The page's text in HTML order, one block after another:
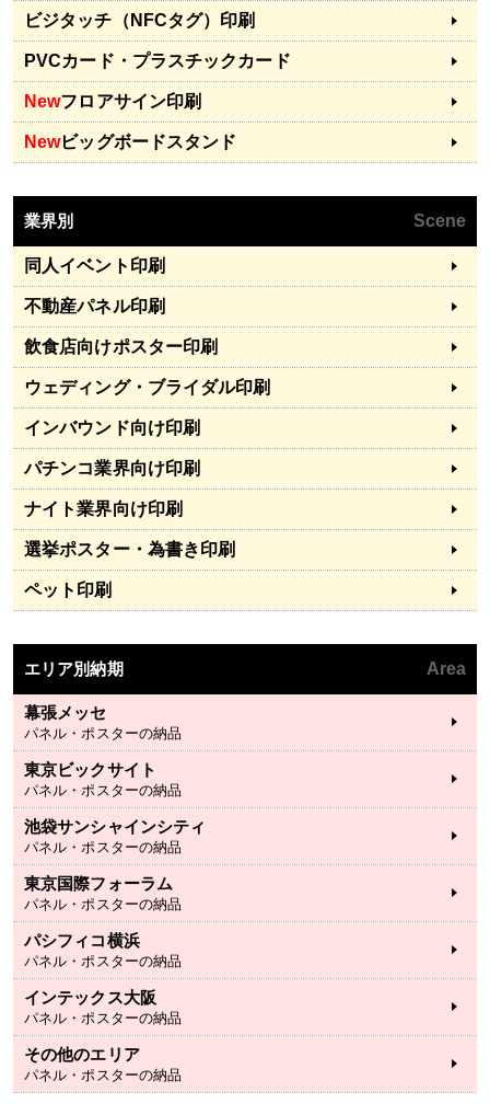
ビジタッチ（NFCタグ）印刷
PVCカード・プラスチックカード
Newフロアサイン印刷
Newビッグボードスタンド
業界別 Scene
同人イベント印刷
不動産パネル印刷
飲食店向けポスター印刷
ウェディング・ブライダル印刷
インバウンド向け印刷
パチンコ業界向け印刷
ナイト業界向け印刷
選挙ポスター・為書き印刷
ペット印刷
エリア別納期 Area
幕張メッセ
パネル・ポスターの納品
東京ビックサイト
パネル・ポスターの納品
池袋サンシャインシティ
パネル・ポスターの納品
東京国際フォーラム
パネル・ポスターの納品
パシフィコ横浜
パネル・ポスターの納品
インテックス大阪
パネル・ポスターの納品
その他のエリア
パネル・ポスターの納品